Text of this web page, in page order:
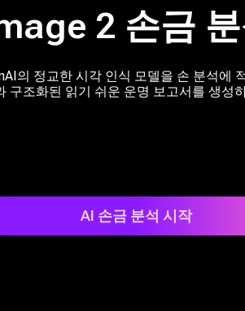
2 손금
의 정교한 시각 인식 모델을 손 분석에
구조화된 읽기 쉬운 운명 보고서를 생성
AI 손금 분석 시작